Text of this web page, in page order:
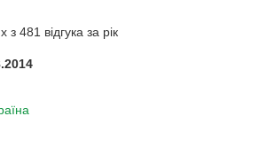
з 481 відгука за рік